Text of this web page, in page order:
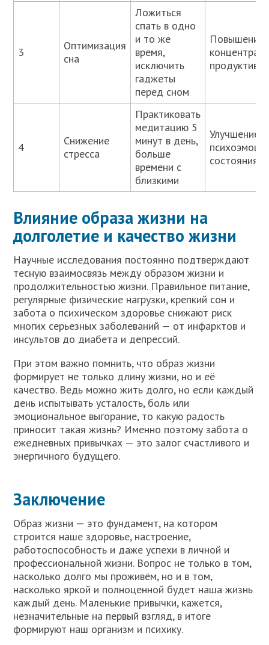
3
Оптимизация
сна
Ложиться
спать в одно
и то же
время,
исключить
гаджеты
перед сном
Повышение
4
Снижение
стресса
Практиковать
медитацию 5
минут в день,
больше
времени с
близкими
Улучшение
состояния
Влияние образа жизни на
долголетие и качество жизни
Научные исследования постоянно подтверждают
тесную взаимосвязь между образом жизни и
продолжительностью жизни. Правильное питание,
регулярные физические нагрузки, крепкий сон и
забота о психическом здоровье снижают риск
многих серьезных заболеваний — от инфарктов и
инсультов до диабета и депрессий.
При этом важно помнить, что образ жизни
формирует не только длину жизни, но и её
качество. Ведь можно жить долго, но если каждый
день испытывать усталость, боль или
эмоциональное выгорание, то какую радость
приносит такая жизнь? Именно поэтому забота о
ежедневных привычках — это залог счастливого и
энергичного будущего.
Заключение
Образ жизни — это фундамент, на котором
строится наше здоровье, настроение,
работоспособность и даже успехи в личной и
профессиональной жизни. Вопрос не только в том,
насколько долго мы проживём, но и в том,
насколько яркой и полноценной будет наша жизнь
каждый день. Маленькие привычки, кажется,
незначительные на первый взгляд, в итоге
формируют наш организм и психику.